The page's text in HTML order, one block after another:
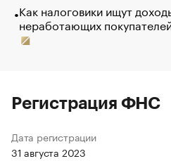
Как налоговики ищут
неработающих
Регистрация ФНС
Дата регистрации
31 августа 2023